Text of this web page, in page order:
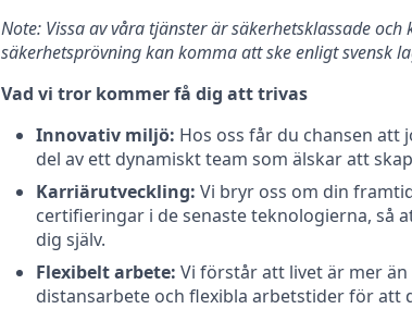
Note: Vissa av våra tjänster är säkerhetsklassade
säkerhetsprövning kan komma att ske enligt svensk
Vad vi tror kommer få dig att trivas
Innovativ miljö: Hos oss får du chansen att
del av ett dynamiskt team som älskar att
Karriärutveckling: Vi bryr oss om din
certifieringar i de senaste teknologierna, så
dig själv.
Flexibelt arbete: Vi förstår att livet är mer
distansarbete och flexibla arbetstider för att